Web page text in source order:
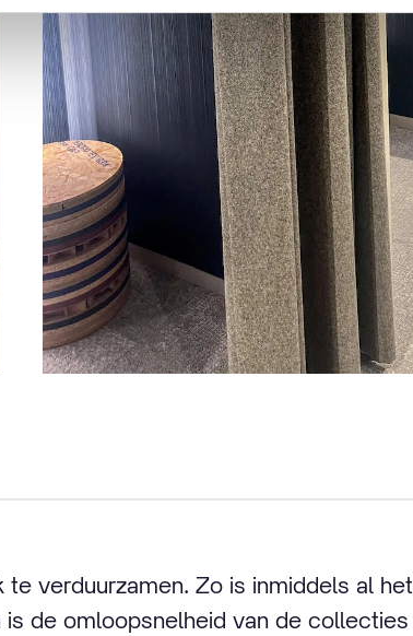
verduurzamen. Zo is inmiddels al het
de omloopsnelheid van de collecties